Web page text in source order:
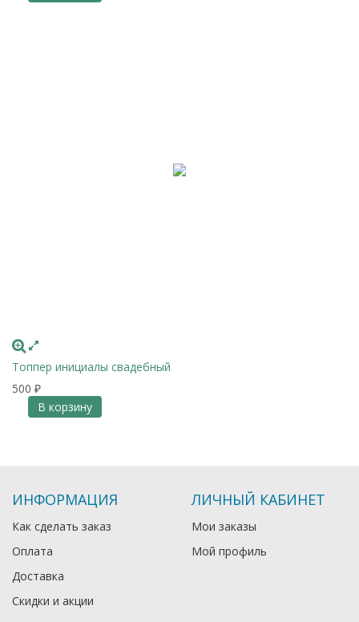
Топпер инициалы свадебный
500 ₽
В корзину
ИНФОРМАЦИЯ
Как сделать заказ
Оплата
Доставка
Скидки и акции
ЛИЧНЫЙ КАБИНЕТ
Мои заказы
Мой профиль